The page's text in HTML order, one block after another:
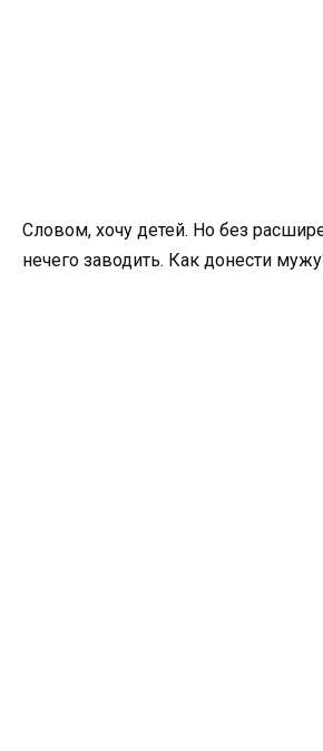
Словом, хочу детей. Но без
нечего заводить. Как донести